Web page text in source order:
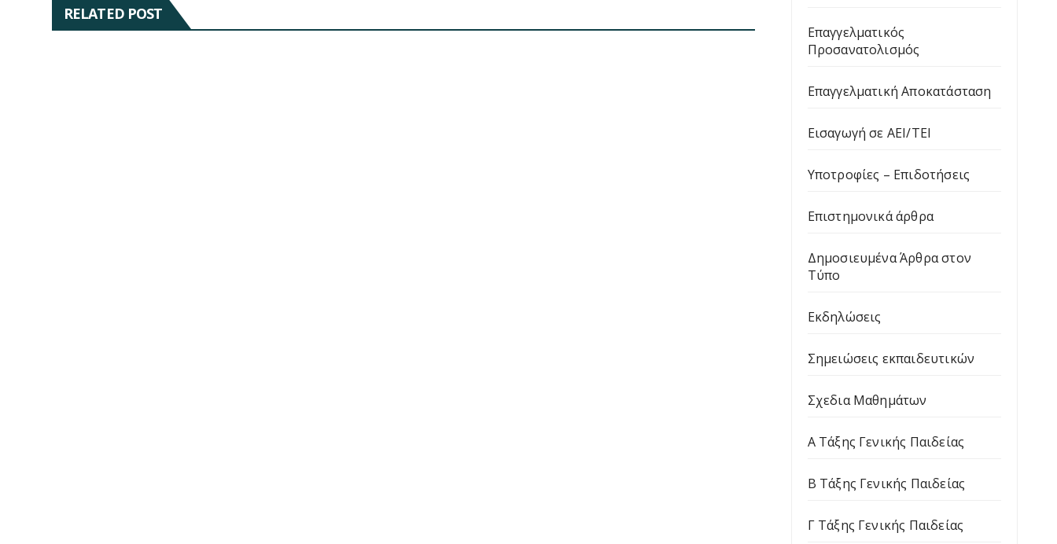
RELATED POST
Επαγγελματικός
Προσανατολισμός
Επαγγελματική Αποκατάσταση
Εισαγωγή σε ΑΕΙ/ΤΕΙ
Υποτροφίες – Επιδοτήσεις
Επιστημονικά άρθρα
Δημοσιευμένα Άρθρα στον
Τύπο
Εκδηλώσεις
Σημειώσεις εκπαιδευτικών
Σχεδια Μαθημάτων
Α Τάξης Γενικής Παιδείας
Β Τάξης Γενικής Παιδείας
Γ Τάξης Γενικής Παιδείας